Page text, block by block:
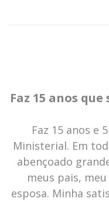
Faz 15 anos
Faz 15 anos e
Ministerial. Em
abençoado
meus pais,
esposa. Minha